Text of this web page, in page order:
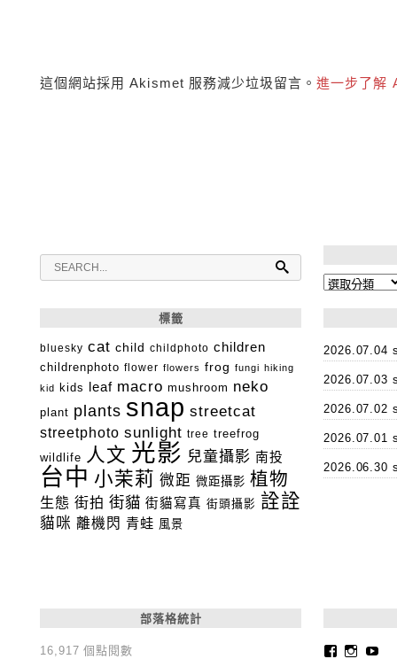
這個網站採用 Akismet 服務減少垃圾留言。進一步了解
分
標籤
bluesky cat child childphoto children
childrenphoto flower flowers frog fungi hiking
kid
kids leaf macro mushroom neko
plant plants snap streetcat
streetphoto sunlight tree treefrog
wildlife 人文 光影 兒童攝影 南投
台中 小茉莉 微距 微距攝影 植物
生態 街拍 街貓 街貓寫真 街頭攝影 詮詮
貓咪 離機閃 青蛙 風景
2026.07.04
2026.07.03
2026.07.02
2026.07.01
2026.06.30
部落格統計
16,917 個點閱數